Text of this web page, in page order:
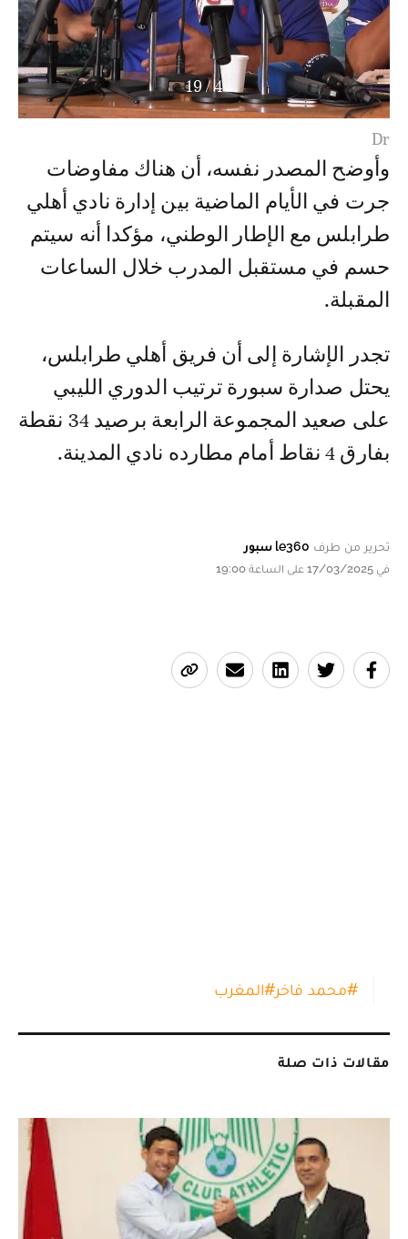
4
/
19
Dr
وأوضح المصدر نفسه، أن هناك مفاوضات
جرت في الأيام الماضية بين إدارة نادي أهلي
طرابلس مع الإطار الوطني، مؤكدا أنه سيتم
حسم في مستقبل المدرب خلال الساعات
المقبلة.
تجدر الإشارة إلى أن فريق أهلي طرابلس،
يحتل صدارة سبورة ترتيب الدوري الليبي
على صعيد المجموعة الرابعة برصيد 34 نقطة
بفارق 4 نقاط أمام مطارده نادي المدينة.
تحرير من طرف le360 سبور
في 17/03/2025 على الساعة 19:00
#محمد فاخر#المغرب
مقالات ذات صلة